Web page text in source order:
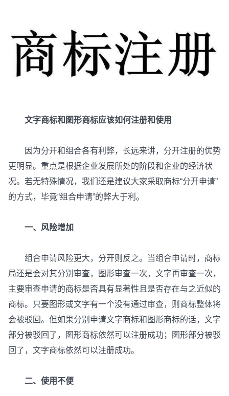
文字商标和图形商标应该如何注册和使用
因为分开和组合各有利弊，长远来讲，分开注册的优势
更明显。重点是根据企业发展所处的阶段和企业的经济状
况。若无特殊情况，我们还是建议大家采取商标“分开申请”
的方式，毕竟“组合申请”的弊大于利。
一、风险增加
组合申请风险更大，分开则反之。当组合申请时，商标
局还是会对其分别审查，图形审查一次，文字再审查一次，
主要审查申请的商标是否具有显著性且是否存在与之近似的
商标。只要图形或文字有一个没有通过审查，则商标整体将
会被驳回。但如果分别申请文字商标和图形商标的话，文字
部分被驳回了，图形商标依然可以注册成功；图形部分被驳
回了，文字商标依然可以注册成功。
二、使用不便